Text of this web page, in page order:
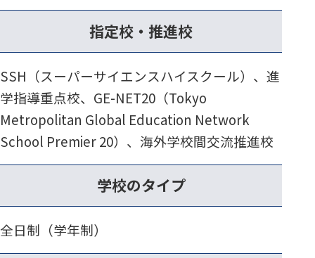
指定校・推進校
SSH（スーパーサイエンスハイスクール）、進
学指導重点校、GE-NET20（Tokyo
Metropolitan Global Education Network
School Premier 20）、海外学校間交流推進校
学校のタイプ
全日制（学年制）